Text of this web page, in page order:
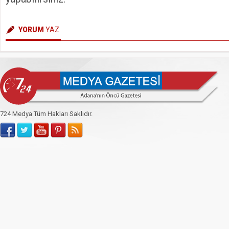
YORUM YAZ
724 Medya Tüm Hakları Saklıdır.